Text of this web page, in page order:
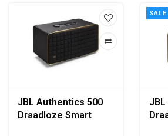
JBL Authentics 500
Draadloze Smart
SALE